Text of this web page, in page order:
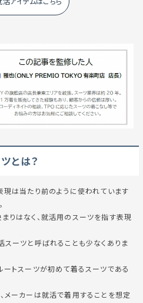
アイテムはこちら
とは？
現は当たり前のように使われています
りはなく、就活用のスーツを指す表現
スーツと呼ばれることも少なくありま
ートスーツが初めて着るスーツである
メーカーは就活で着用することを想定